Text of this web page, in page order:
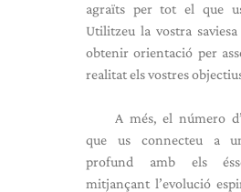
agraïts per tot el que
Utilitzeu la vostra
obtenir orientació per
realitat els vostres
A més, el número
que us connecteu a
profund amb els
mitjançant l’evolució